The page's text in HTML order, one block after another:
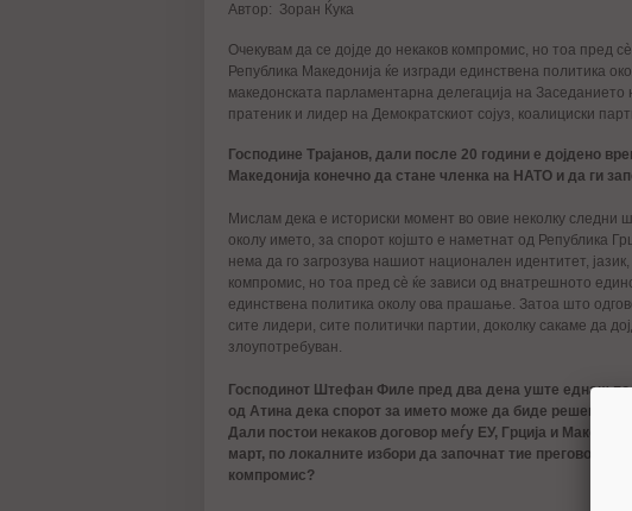
Aвтор: Зоран Ќука
Очекувам да се дојде до некаков компромис, но тоа пред
Република Македонија ќе изгради единствена политика
македонската парламентарна делегација на
пратеник и лидер на Демократскиот сојуз, коалициски
Господине Трајанов, дали после 20 години е дојдено
Македонија конечно да стане членка на НАТО и да ги
Мислам дека е историски момент во овие неколку следни
околу името, за спорот којшто е наметнат од Република
нема да го загрозува нашиот национален идентитет,
компромис, но тоа пред сè ќе зависи од внатрешното
единствена политика околу ова прашање. Затоа што
сите лидери, сите политички партии, доколку сакаме да
злоупотребуван.
Господинот Штефан Филе пред два дена уште еднаш
од Атина дека спорот за името може да биде решен во
Дали постои некаков договор меѓу ЕУ, Грција и
март, по локалните избори да започнат тие преговори и
компромис?